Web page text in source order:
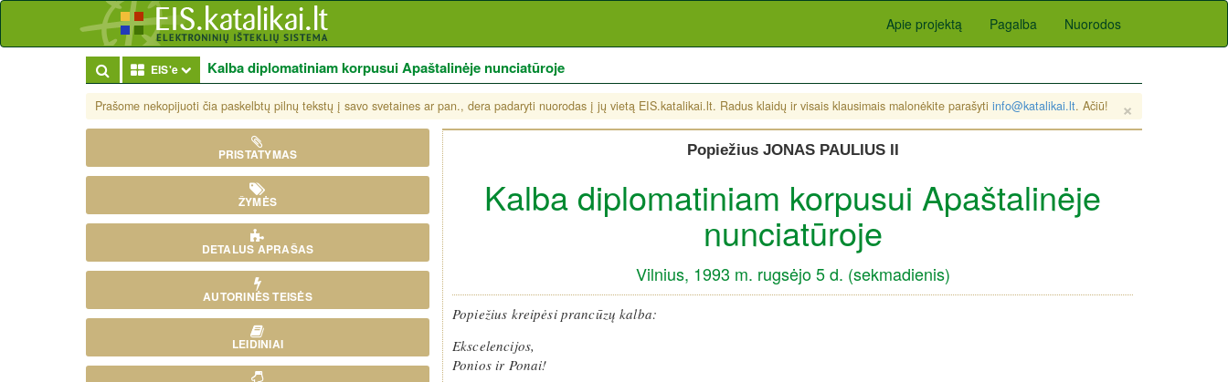
Apie projektą Pagalba Nuorodos
EIS'e Toggle Dropdown
Kalba diplomatiniam korpusui Apaštalinėje nunciatūroje
Prašome nekopijuoti čia paskelbtų pilnų tekstų į savo svetaines ar pan., dera padaryti nuorodas į jų vietą EIS.katalikai.lt. Radus klaidų ir visais klausimais malonėkite parašyti info@katalikai.lt. Ačiū! ×
PRISTATYMAS
ŽYMĖS
DETALUS APRAŠAS
AUTORINĖS TEISĖS
LEIDINIAI
Popiežius JONAS PAULIUS II
Kalba diplomatiniam korpusui Apaštalinėje
nunciatūroje
Vilnius, 1993 m. rugsėjo 5 d. (sekmadienis)
Popiežius kreipėsi prancūzų kalba:
Ekscelencijos,
Ponios ir Ponai!